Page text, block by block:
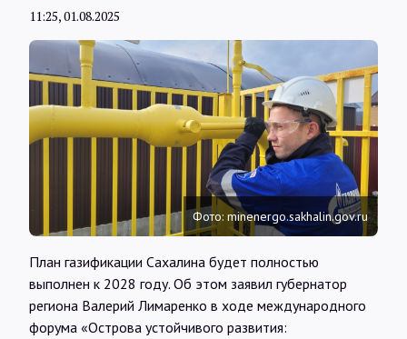
Статьи
Обзоры
Интервью
Карты
О нас
11:25, 01.08.2025
Фото: minenergo.sakhalin.gov.ru
План газификации Сахалина будет полностью
выполнен к 2028 году. Об этом заявил губернатор
региона Валерий Лимаренко в ходе международного
форума «Острова устойчивого развития: